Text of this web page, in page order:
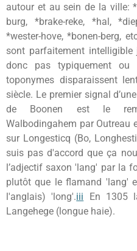
autour et au sein de la ville:
burg, *brake-reke, *hal,
*wester-hove, *bonen-berg,
sont parfaitement
donc pas typiquement ou
toponymes disparaissent
siècle. Le premier signal
de Boonen est le
Walbodingahem par Outreau
sur Longesticq (Bo,
suis pas d'accord que ça
l’adjectif saxon 'lang' par la
plutôt que le flamand 'lang'
l'anglais) 'long'.iii En 1305
Langehege (longue haie).